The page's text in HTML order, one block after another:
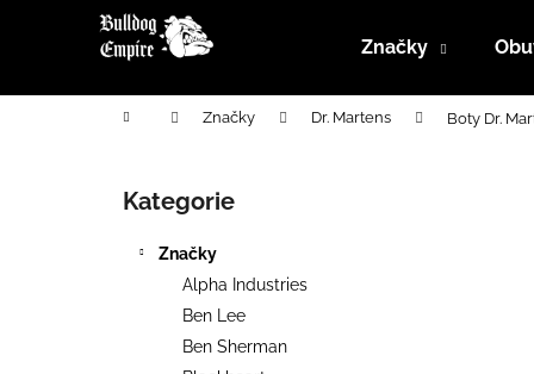
Značky
Domů Značky Dr. Martens Boty Dr.
Přeskočit
kategorie
Kategorie
Značky
Alpha Industries
Ben Lee
Ben Sherman
í
Zpět
do
Zpět
do